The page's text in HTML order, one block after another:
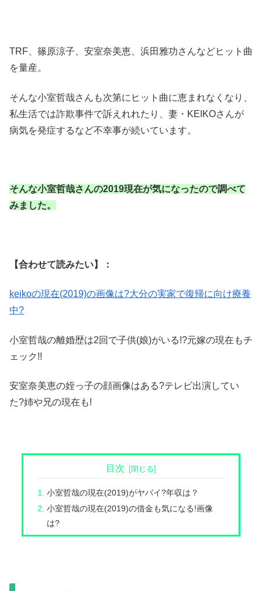
TRF、篠原涼子、安室奈美恵、浜田雅功さんなどヒット曲
を量産。
そんな小室哲哉さんも次第にヒット曲に恵まれなくなり、
私生活では詐欺事件で訴えれれたり、妻・KEIKOさんが
病気を発症するなど不幸事が続いています。
そんな小室哲哉さんの2019現在が気になったので調べて
みました。
【合わせて読みたい】：
keikoの現在(2019)の画像は?大分の実家で復帰に向け療養
中?
小室哲哉の離婚歴は2回で子供(娘)がいる!?元嫁の現在もチ
ェック!!
安室奈美恵の姪っ子の顔画像はある?テレビ出演してい
た?姉や兄の現在も!
目次
小室哲哉の現在(2019)がヤバイ?年収は？
小室哲哉の現在(2019)の借金も気になる!画像
は?